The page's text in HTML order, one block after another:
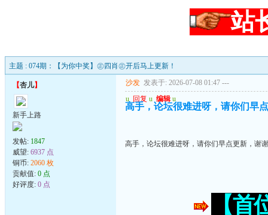
站
主题 : 074期：【为你中奖】㊣四肖㊣开后马上更新！
【杏儿】
新手上路
发帖: 1847
威望: 6937 点
铜币: 2060 枚
贡献值: 0 点
好评度: 0 点
沙发 发表于: 2026-07-08 01:47 ---
u 回复 u 编辑 u
高手，论坛很难进呀，请你们早
高手，论坛很难进呀，请你们早点更新，谢谢
【